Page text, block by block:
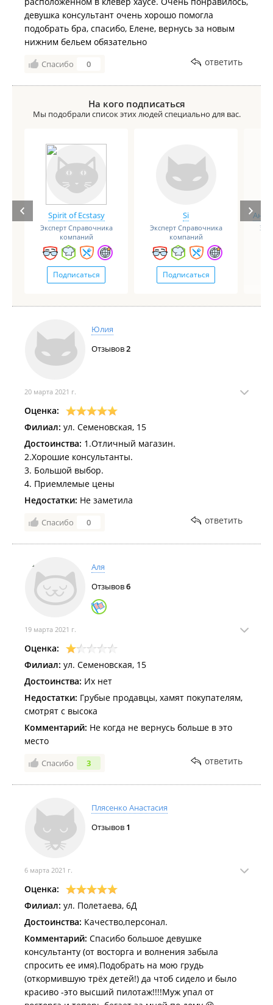
девушка консультант очень хорошо помогла
подобрать бра, спасибо, Елене, вернусь за новым
нижним бельем обязательно
Спасибо 0 ответить
На кого подписаться
Мы подобрали список этих людей специально для вас.
Spirit of Ecstasy
Эксперт Справочника
компаний
Подписаться
Si
Эксперт Справочника
компаний
Подписаться
Юлия
Отзывов2
20 марта 2021 г.
Оценка:
Филиал: ул. Семеновская, 15
Достоинства: 1.Отличный магазин.
2.Хорошие консультанты.
3. Большой выбор.
4. Приемлемые цены
Недостатки: Не заметила
Спасибо 0 ответить
Аля
Отзывов6
19 марта 2021 г.
Оценка:
Филиал: ул. Семеновская, 15
Достоинства: Их нет
Недостатки: Грубые продавцы, хамят покупателям,
смотрят с высока
Комментарий: Не когда не вернусь больше в это
место
Спасибо 3 ответить
Плясенко Анастасия
Отзывов 1
6 марта 2021 г.
Оценка:
Филиал: ул. Полетаева, 6Д
Достоинства: Качество,персонал.
Комментарий: Спасибо большое девушке
консультанту (от восторга и волнения забыла
спросить ее имя).Подобрать на мою грудь
(откормившую трёх детей!) да чтоб сидело и было
красиво -это высший пилотаж!!!!Муж упал от